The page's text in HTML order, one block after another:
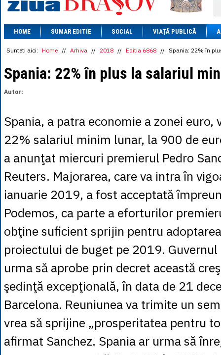
1 AUD= 2.7957
1 BGN= 2.5449
1 CAD= 3.1559
1 CHF= 5.2813
1 CNY= 0.6015
1 DKK
= 0.6668
1 EGP= 0.0860
1 MDL = 0.2538
= 0.2227
1 NOK
= 0.4191
1 PLN= 1.1646
1 RUB= 0.0530
1 SEK = 0.4526
1 TRY= 0.1141
1 UAH= 0.1048
1 XDR= 5.9383
1 ZAR= 0.2318
HOME SUMAR EDITIE SOCIAL VIAȚĂ PUBLICĂ
Sunteti aici: Home // Arhiva // 2018 // Editia 6868 // Spania: 22% în
Spania: 22% în plus la salariul
Autor:
Spania, a patra economie a zonei euro,
22% salariul minim lunar, la 900 de
a anunţat miercuri premierul Pedro
Reuters. Majorarea, care va intra în
ianuarie 2019, a fost acceptată
Podemos, ca parte a eforturilor
obţine suficient sprijin pentru
proiectului de buget pe 2019. Guvernul
urma să aprobe prin decret această
şedinţă excepţională, în data de 21
Barcelona. Reuniunea va trimite un
vrea să sprijine „prosperitatea pentru
afirmat Sanchez. Spania ar urma să